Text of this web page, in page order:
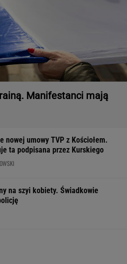
Manifestanci mają
nowej umowy TVP z Kościołem.
ta podpisana przez Kurskiego
na szyi kobiety. Świadkowie